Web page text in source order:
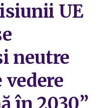
UE
neutre